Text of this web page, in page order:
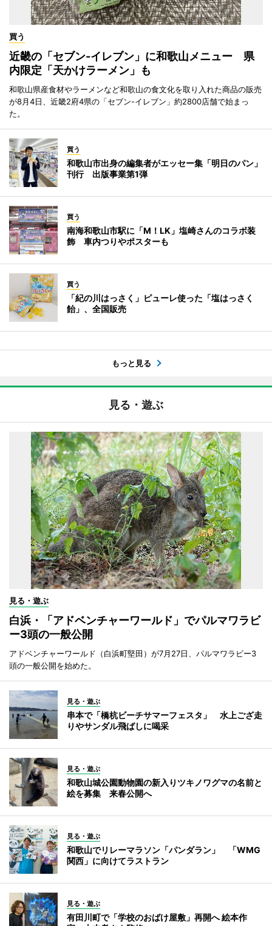
買う
近畿の「セブン-イレブン」に和歌山メニュー 県
内限定「天かけラーメン」も
和歌山県産食材やラーメンなど和歌山の食文化を取り入れた商品の販売
が8月4日、近畿2府4県の「セブン-イレブン」約2800店舗で始まっ
た。
買う
和歌山市出身の編集者がエッセー集「明日のパン」
刊行 出版事業第1弾
買う
南海和歌山市駅に「M！LK」塩崎さんのコラボ装
飾 車内つりやポスターも
買う
「紀の川はっさく」ピューレ使った「塩はっさく
飴」、全国販売
もっと見る
見る・遊ぶ
見る・遊ぶ
白浜・「アドベンチャーワールド」でパルマワラビ
ー3頭の一般公開
アドベンチャーワールド（白浜町堅田）が7月27日、パルマワラビー3
頭の一般公開を始めた。
見る・遊ぶ
串本で「橋杭ビーチサマーフェスタ」 水上ござ走
りやサンダル飛ばしに喝采
見る・遊ぶ
和歌山城公園動物園の新入りツキノワグマの名前と
絵を募集 来春公開へ
見る・遊ぶ
和歌山でリレーマラソン「パンダラン」 「WMG
関西」に向けてラストラン
見る・遊ぶ
有田川町で「学校のおばけ屋敷」再開へ 絵本作